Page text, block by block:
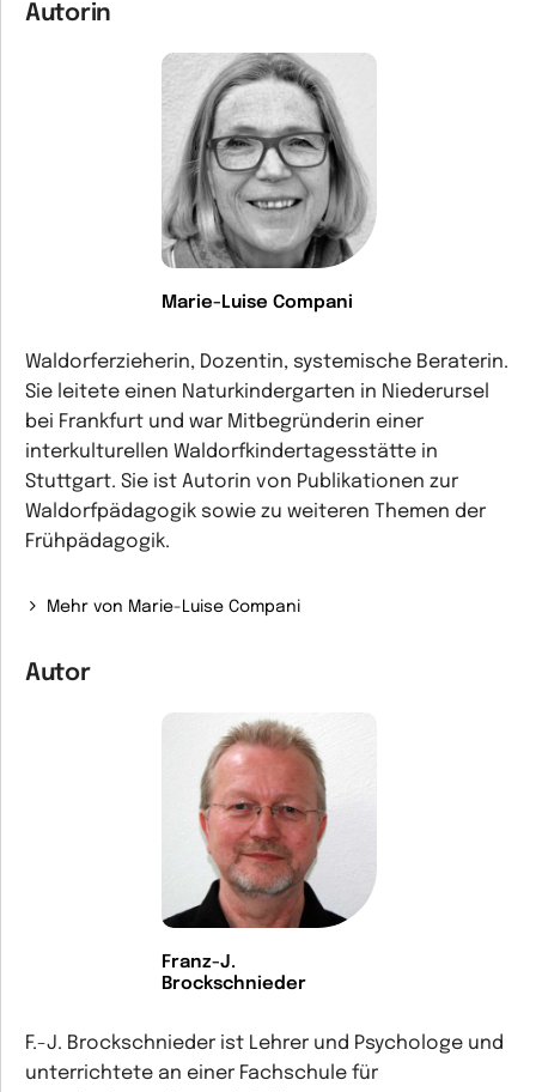
Autorin
Marie-Luise Compani
Waldorferzieherin, Dozentin, systemische Beraterin.
Sie leitete einen Naturkindergarten in Niederursel
bei Frankfurt und war Mitbegründerin einer
interkulturellen Waldorfkindertagesstätte in
Stuttgart. Sie ist Autorin von Publikationen zur
Waldorfpädagogik sowie zu weiteren Themen der
Frühpädagogik.
Mehr von Marie-Luise Compani
Autor
Franz-J.
Brockschnieder
F.-J. Brockschnieder ist Lehrer und Psychologe und
unterrichtete an einer Fachschule für